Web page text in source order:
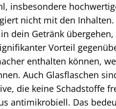
insbesondere
nicht mit den
in dein Getränk
Vorteil
enthalten können,
Auch Glasflaschen
die keine Schadstoffe
antimikrobiell. Das